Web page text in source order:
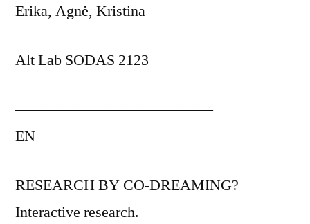
Erika, Agnė, Kristina
Alt Lab SODAS 2123
—————————————
EN
RESEARCH BY CO-DREAMING?
Interactive research.